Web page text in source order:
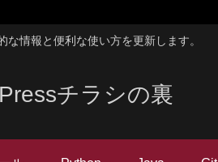
な情報と便利な使い方を更新します。
チラシの裏